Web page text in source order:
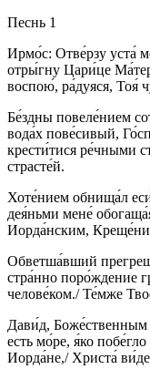
Песнь 1
Ирмо́с: Отве́рзу уста́
отры́гну Цари́це
воспою́, ра́дуяся, Тоя́
Бе́здны повеле́нием
вода́х пове́сивый,
крести́тися ре́чными
страсте́й.
Хоте́нием обнища́л
дея́ньми мене́
Иорда́нским,
Обветша́вший
стра́нно поро́ждение
челове́ком./ Те́мже
Дави́д, Боже́ственным
есть мо́ре, я́ко
Иорда́не,/ Христа́